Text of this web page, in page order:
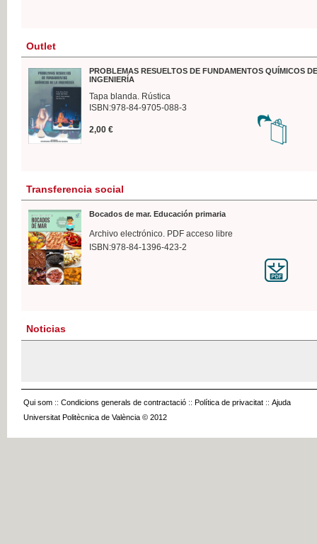
Outlet
PROBLEMAS RESUELTOS DE FUNDAMENTOS QUÍMICOS
INGENIERÍA
Tapa blanda. Rústica
ISBN:978-84-9705-088-3
2,00 €
Transferencia social
Bocados de mar. Educación primaria
Archivo electrónico. PDF acceso libre
ISBN:978-84-1396-423-2
Noticias
Qui som :: Condicions generals de contractació :: Política de privacitat :: Ajuda
Universitat Politècnica de València © 2012